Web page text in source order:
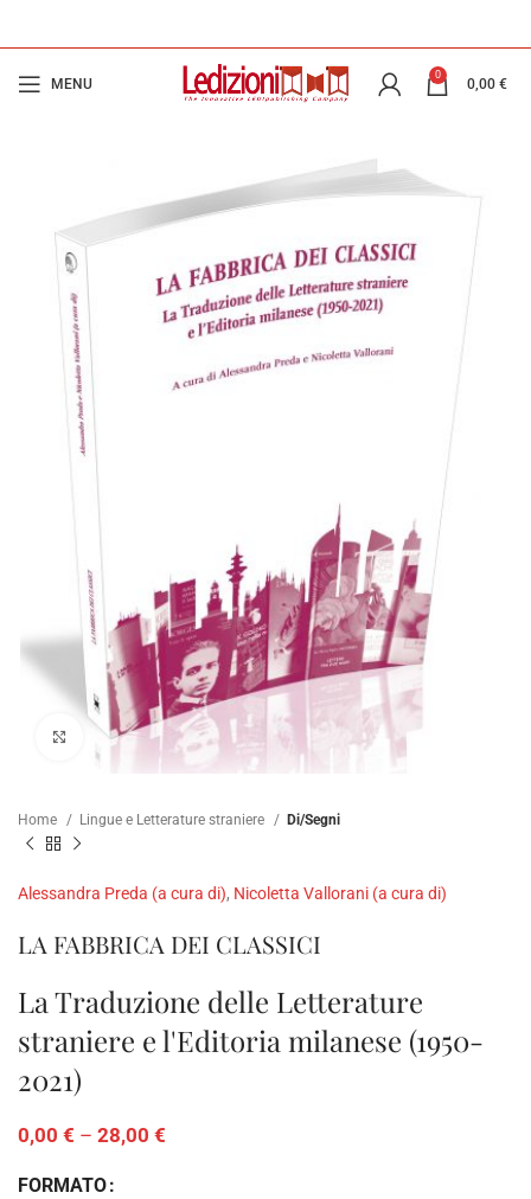
MENU
0
0,00 €
Click to enlarge
Home Lingue e Letterature straniere Di/Segni
Alessandra Preda (a cura di), Nicoletta Vallorani (a cura di)
LA FABBRICA DEI CLASSICI
La Traduzione delle Letterature
straniere e l'Editoria milanese (1950-
2021)
0,00 € – 28,00 €
FORMATO